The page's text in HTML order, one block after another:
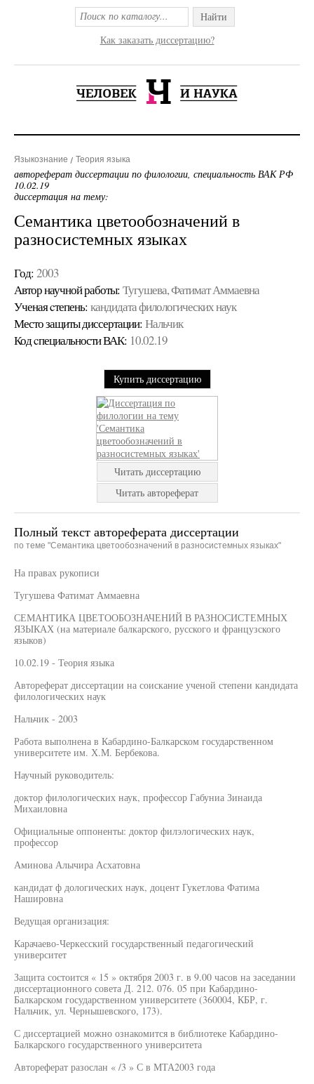
Найти
Как заказать диссертацию?
Языкознание Теория языка
автореферат диссертации по филологии, специальность ВАК РФ
10.02.19
диссертация на тему:
Семантика цветообозначений в
разносистемных языках
Год: 2003
Автор научной работы: Тугушева, Фатимат Аммаевна
Ученая cтепень: кандидата филологических наук
Место защиты диссертации: Нальчик
Код cпециальности ВАК: 10.02.19
Купить диссертацию
Читать диссертацию
Читать автореферат
Полный текст автореферата диссертации
по теме "Семантика цветообозначений в разносистемных языках"
На правах рукописи
Тугушева Фатимат Аммаевна
СЕМАНТИКА ЦВЕТООБОЗНАЧЕНИЙ В РАЗНОСИСТЕМНЫХ
ЯЗЫКАХ (на материале балкарского, русского и французского
языков)
10.02.19 - Теория языка
Автореферат диссертации на соискание ученой степени кандидата
филологических наук
Нальчик - 2003
Работа выполнена в Кабардино-Балкарском государственном
университете им. Х.М. Бербекова.
Научный руководитель:
доктор филологических наук, профессор Габуниа Зинаида
Михаиловна
Официальные оппоненты: доктор филэлогических наук,
профессор
Аминова Алычира Асхатовна
кандидат ф дологических наук, доцент Гукетлова Фатима
Нашировна
Ведущая организация:
Карачаево-Черкесский государственный педагогический
университет
Защита состоится « 15 » октября 2003 г. в 9.00 часов на заседании
диссертационного совета Д. 212. 076. 05 при Кабардино-
Балкарском государственном университете (360004, КБР, г.
Нальчик, ул. Чернышевского, 173).
С диссертацией можно ознакомится в библиотеке Кабардино-
Балкарского государственного университета
Автореферат разослан « /3 » С в МТА2003 года